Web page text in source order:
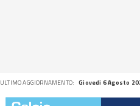
ULTIMO AGGIORNAMENTO: Giovedi 6 Agosto